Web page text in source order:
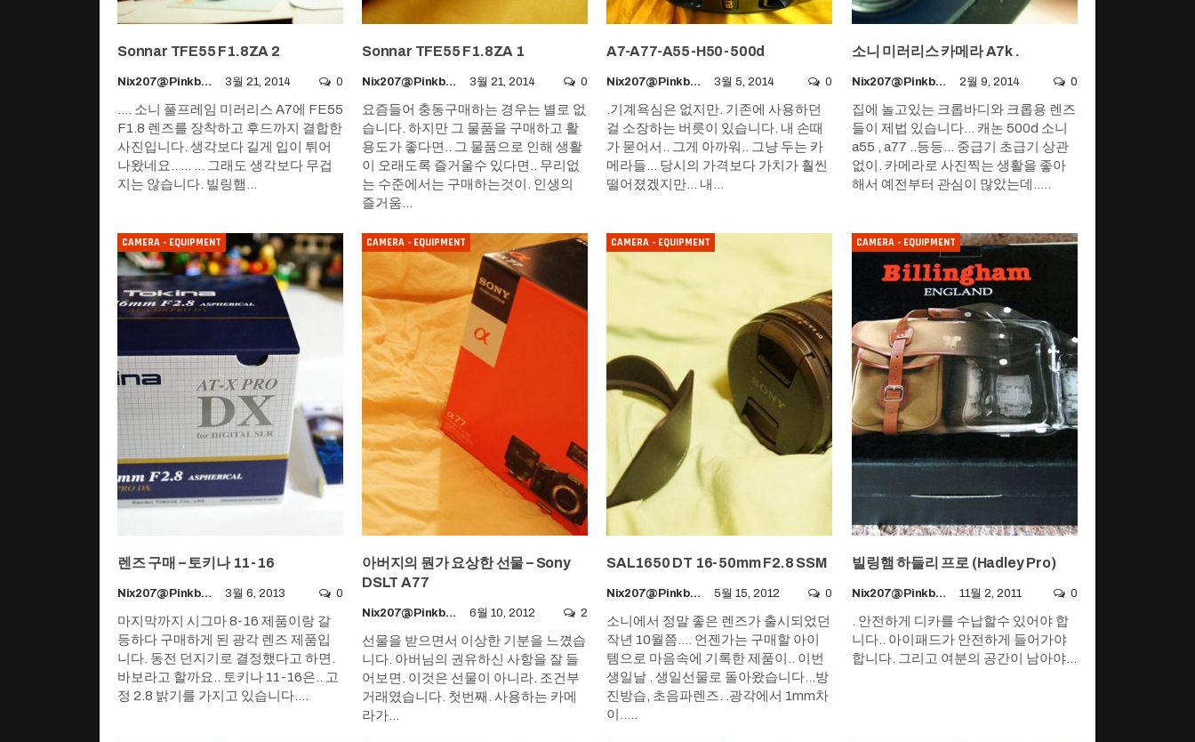
Sonnar TFE55 F1.8ZA 2
Nix207@pinkboy.org 3월 21, 2014 0
.... 소니 풀프레임 미러리스 A7에 FE55
F1.8 렌즈를 장착하고 후드까지 결합한
사진입니다. 생각보다 길게 입이 튀어
나왔네요.. ... ... 그래도 생각보다 무겁
지는 않습니다. 빌링햄…
Sonnar TFE55 F1.8ZA 1
Nix207@pinkboy.org 3월 21, 2014 0
요즘들어 충동구매하는 경우는 별로 없
습니다. 하지만 그 물품을 구매하고 활
용도가 좋다면.. 그 물품으로 인해 생활
이 오래도록 즐거울수 있다면.. 무리없
는 수준에서는 구매하는것이. 인생의
즐거움…
A7-A77-A55-H50-500d
Nix207@pinkboy.org 3월 5, 2014 0
.기계욕심은 없지만. 기존에 사용하던
걸 소장하는 버릇이 있습니다. 내 손때
가 묻어서.. 그게 아까워.. 그냥 두는 카
메라들... 당시의 가격보다 가치가 훨씬
떨어졌겠지만... 내…
소니 미러리스 카메라 A7k .
Nix207@pinkboy.org 2월 9, 2014 0
집에 놀고있는 크롭바디와 크롭용 렌즈
들이 제법 있습니다... 캐논 500d 소니
a55 , a77 ..등등... 중급기 초급기 상관
없이. 카메라로 사진찍는 생활을 좋아
해서 예전부터 관심이 많았는데..…
CAMERA - EQUIPMENT
렌즈 구매 – 토키나 11-16
Nix207@pinkboy.org 3월 6, 2013 0
마지막까지 시그마 8-16 제품이랑 갈
등하다 구매하게 된 광각 렌즈 제품입
니다. 동전 던지기로 결정했다고 하면.
바보라고 할까요.. 토키나 11-16은.. 고
정 2.8 밝기를 가지고 있습니다.…
CAMERA - EQUIPMENT
아버지의 뭔가 요상한 선물 – Sony
DSLT A77
Nix207@pinkboy.org 6월 10, 2012 2
선물을 받으면서 이상한 기분을 느꼈습
니다. 아버님의 권유하신 사항을 잘 들
어보면. 이것은 선물이 아니라. 조건부
거래였습니다. 첫번째. 사용하는 카메
라가…
CAMERA - EQUIPMENT
SAL1650 DT 16-50mm F2.8 SSM
Nix207@pinkboy.org 5월 15, 2012 0
소니에서 정말 좋은 렌즈가 출시되었던
작년 10월쯤.... 언젠가는 구매할 아이
템으로 마음속에 기록한 제품이.. 이번
생일날 . 생일선물로 돌아왔습니다...방
진방습, 초음파렌즈. .광각에서 1mm차
이..…
CAMERA - EQUIPMENT
빌링햄 하들리 프로 (Hadley Pro)
Nix207@pinkboy.org 11월 2, 2011 0
. 안전하게 디카를 수납할수 있어야 합
니다.. 아이패드가 안전하게 들어가야
합니다. 그리고 여분의 공간이 남아야…